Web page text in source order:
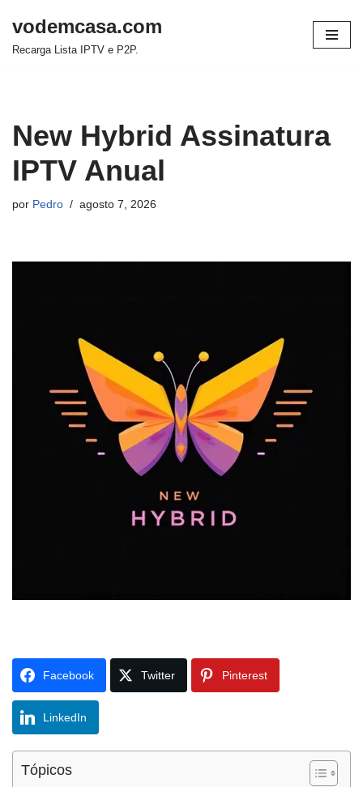
Pular
vodemcasa.com
Recarga Lista IPTV e P2P.
New Hybrid Assinatura
IPTV Anual
por Pedro agosto 7, 2026
Facebook Twitter Pinterest
LinkedIn
Tópicos